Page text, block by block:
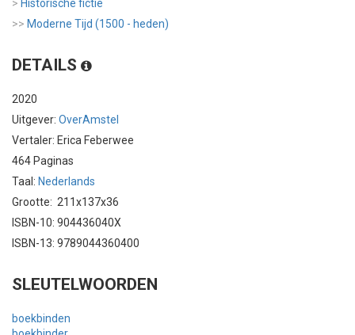
> Historische fictie
>> Moderne Tijd (1500 - heden)
DETAILS
2020
Uitgever: OverAmstel
Vertaler: Erica Feberwee
464 Paginas
Taal: Nederlands
Grootte: 211x137x36
ISBN-10: 904436040X
ISBN-13: 9789044360400
SLEUTELWOORDEN
boekbinden